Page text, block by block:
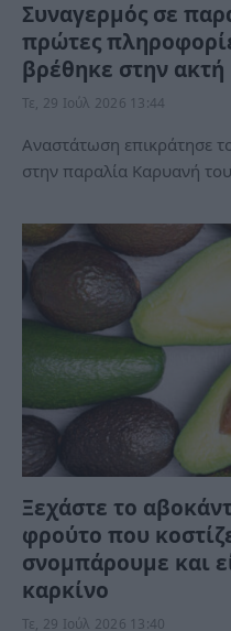
Συναγερμός σε
πρώτες
βρέθηκε στην ακτή
Τε, 29 Ιούλ 2026 13:44
Αναστάτωση επικράτησε
στην παραλία Καρυανή
Ξεχάστε το
φρούτο που
σνομπάρουμε και
καρκίνο
Τε, 29 Ιούλ 2026 13:40